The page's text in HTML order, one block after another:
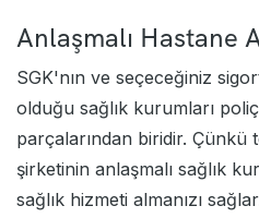
Anlaşmalı Hastane
SGK'nın ve seçeceğiniz
olduğu sağlık kurumları
parçalarından biridir. Çünkü
şirketinin anlaşmalı sağlık
sağlık hizmeti almanızı